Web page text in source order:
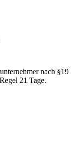
nach §19
21 Tage.